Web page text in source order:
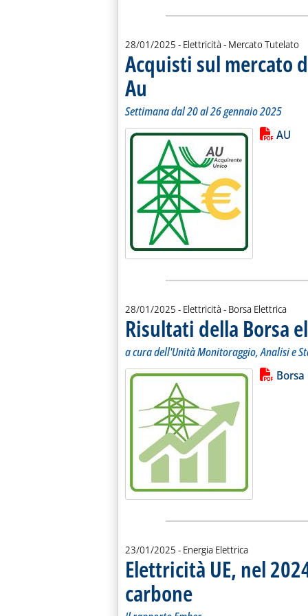
28/01/2025 - Elettricità - Mercato Tutelato
Acquisti sul mercato
Au . Sottotitolo: Settimana dal 20 al 26 gennaio 2025
. Pubblicata martedì 28 gennaio 2025 alle 9.42.
Settimana dal 20 al 26 gennaio 2025
Leggi
Lista allegati PDF alla notizia
AU
28/01/2025 - Elettricità - Borsa Elettrica
Risultati della Borsa
a cura dell'Unità Monitoraggio, Analisi e
Leggi
Lista allegati PDF alla Borsa
23/01/2025 - Energia Elettrica
Elettricità UE, nel
carbone